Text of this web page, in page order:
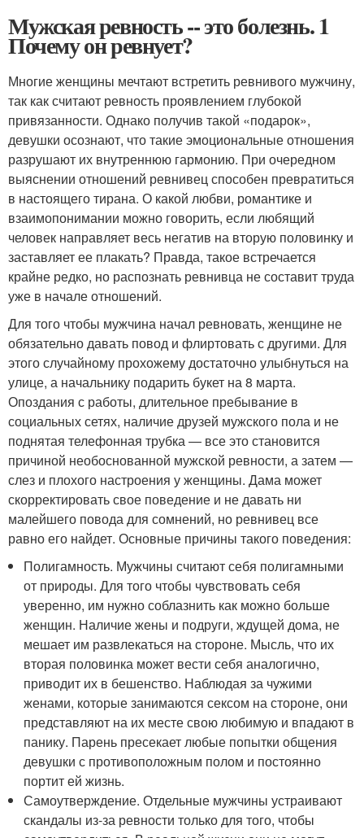
Мужская ревность -- это болезнь. 1
Почему он ревнует?
Многие женщины мечтают встретить ревнивого мужчину,
так как считают ревность проявлением глубокой
привязанности. Однако получив такой «подарок»,
девушки осознают, что такие эмоциональные отношения
разрушают их внутреннюю гармонию. При очередном
выяснении отношений ревнивец способен превратиться
в настоящего тирана. О какой любви, романтике и
взаимопонимании можно говорить, если любящий
человек направляет весь негатив на вторую половинку и
заставляет ее плакать? Правда, такое встречается
крайне редко, но распознать ревнивца не составит труда
уже в начале отношений.
Для того чтобы мужчина начал ревновать, женщине не
обязательно давать повод и флиртовать с другими. Для
этого случайному прохожему достаточно улыбнуться на
улице, а начальнику подарить букет на 8 марта.
Опоздания с работы, длительное пребывание в
социальных сетях, наличие друзей мужского пола и не
поднятая телефонная трубка — все это становится
причиной необоснованной мужской ревности, а затем —
слез и плохого настроения у женщины. Дама может
скорректировать свое поведение и не давать ни
малейшего повода для сомнений, но ревнивец все
равно его найдет. Основные причины такого поведения:
Полигамность. Мужчины считают себя полигамными
от природы. Для того чтобы чувствовать себя
уверенно, им нужно соблазнить как можно больше
женщин. Наличие жены и подруги, ждущей дома, не
мешает им развлекаться на стороне. Мысль, что их
вторая половинка может вести себя аналогично,
приводит их в бешенство. Наблюдая за чужими
женами, которые занимаются сексом на стороне, они
представляют на их месте свою любимую и впадают в
панику. Парень пресекает любые попытки общения
девушки с противоположным полом и постоянно
портит ей жизнь.
Самоутверждение. Отдельные мужчины устраивают
скандалы из-за ревности только для того, чтобы